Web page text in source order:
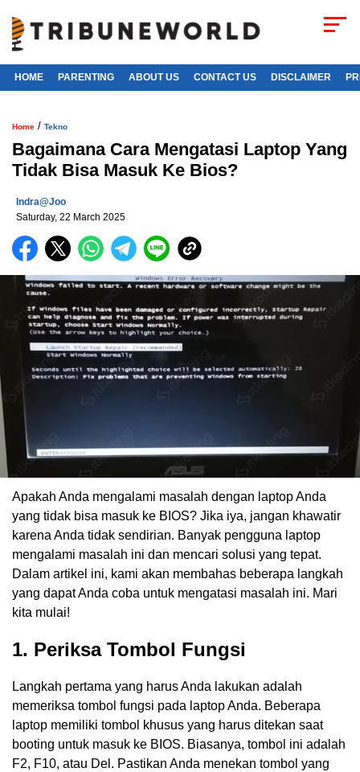
HOME PARENTING ABOUT US CONTACT US DISCLAIMER
Home / Tekno
Bagaimana Cara Mengatasi Laptop Yang
Tidak Bisa Masuk Ke Bios?
Indra@joo
Saturday, 22 March 2025
Apakah Anda mengalami masalah dengan laptop Anda
yang tidak bisa masuk ke BIOS? Jika iya, jangan khawatir
karena Anda tidak sendirian. Banyak pengguna laptop
mengalami masalah ini dan mencari solusi yang tepat.
Dalam artikel ini, kami akan membahas beberapa langkah
yang dapat Anda coba untuk mengatasi masalah ini. Mari
kita mulai!
1. Periksa Tombol Fungsi
Langkah pertama yang harus Anda lakukan adalah
memeriksa tombol fungsi pada laptop Anda. Beberapa
laptop memiliki tombol khusus yang harus ditekan saat
booting untuk masuk ke BIOS. Biasanya, tombol ini adalah
F2, F10, atau Del. Pastikan Anda menekan tombol yang